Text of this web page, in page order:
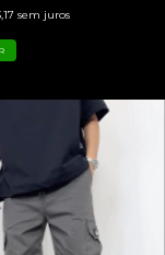
sem juros